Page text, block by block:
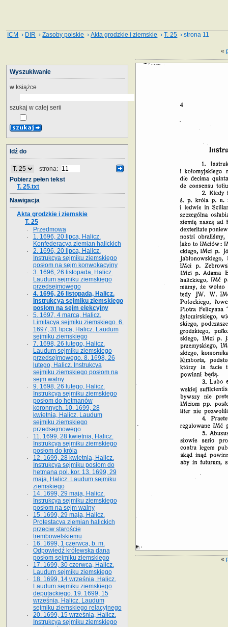
ICM › DIR ›Zasoby polskie ›Akta grodzkie i ziemskie ›T. 25 › strona 11
«
«
Wyszukiwanie
w książce
szukaj w całej serii
Idź do
strona:
Pobierz pełen tekst
T. 25.txt
Nawigacja
Akta grodzkie i ziemskie
T. 25
Przedmowa
1. 1696, 20 lipca, Halicz.
Konfederacya ziemian halickich
2. 1696, 20 lipca, Halicz.
Instrukcya sejmiku ziemskiego
posłom na sejm konwokacyjny
3. 1696, 26 listopada, Halicz.
Laudum sejmiku ziemskiego
przedsejmowego
4. 1696, 26 listopada, Halicz.
Instrukcya sejmiku ziemskiego
posłom na sejm elekcyjny
5. 1697, 4 marca, Halicz.
Limitacya sejmiku ziemskiego. 6.
1697, 31 lipca, Halicz. Laudum
sejmiku ziemskiego
7. 1698, 26 lutego, Halicz.
Laudum sejmiku ziemskiego
przedsejmowego. 8. 1698, 26
lutego, Halicz. Instrukcya
sejmiku ziemskiego posłom na
sejm walny
9. 1698, 26 lutego, Halicz.
Instrukcya sejmiku ziemskiego
posłom do hetmanów
koronnych. 10. 1699, 28
kwietnia, Halicz. Laudum
sejmiku ziemskiego
przedsejmowego
11. 1699, 28 kwietnia, Halicz.
Instrukcya sejmiku ziemskiego
posłom do króla
12. 1699, 28 kwietnia, Halicz.
Instrukcya sejmiku posłom do
hetmana pol. kor. 13. 1699, 29
maja, Halicz. Laudum sejmiku
ziemskiego
14. 1699, 29 maja, Halicz.
Instrukcya sejmiku ziemskiego
posłom na sejm walny
15. 1699, 29 maja, Halicz.
Protestacya ziemian halickich
przeciw staroście
trembowelskiemu
16. 1699, 1 czerwca, b. m.
Odpowiedź królewska dana
posłom sejmiku ziemskiego
17. 1699, 30 czerwca, Halicz.
Laudum sejmiku ziemskiego
18. 1699, 14 września, Halicz.
Laudum sejmiku ziemskiego
deputackiego. 19. 1699, 15
września, Halicz. Laudum
sejmiku ziemskiego relacyjnego
20. 1699, 15 września, Halicz.
Instrukcya sejmiku ziemskiego